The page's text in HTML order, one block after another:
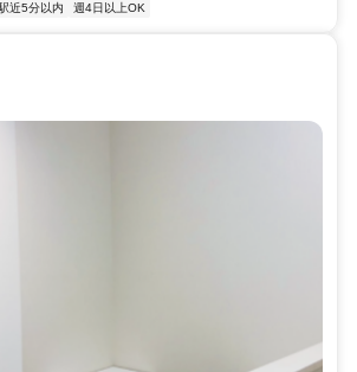
近5分以内 週4日以上OK